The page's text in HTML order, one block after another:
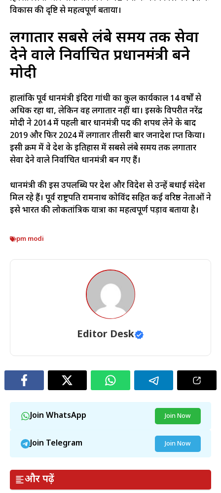
विकास की दृष्टि से महत्वपूर्ण बताया।
लगातार सबसे लंबे समय तक सेवा
देने वाले निर्वाचित प्रधानमंत्री बने
मोदी
हालांकि पूर्व प्रधानमंत्री इंदिरा गांधी का कुल कार्यकाल 14 वर्षों से
अधिक रहा था, लेकिन वह लगातार नहीं था। इसके विपरीत नरेंद्र
मोदी ने 2014 में पहली बार प्रधानमंत्री पद की शपथ लेने के बाद
2019 और फिर 2024 में लगातार तीसरी बार जनादेश प्राप्त किया।
इसी क्रम में वे देश के इतिहास में सबसे लंबे समय तक लगातार
सेवा देने वाले निर्वाचित प्रधानमंत्री बन गए हैं।
प्रधानमंत्री की इस उपलब्धि पर देश और विदेश से उन्हें बधाई संदेश
मिल रहे हैं। पूर्व राष्ट्रपति रामनाथ कोविंद सहित कई वरिष्ठ नेताओं ने
इसे भारत की लोकतांत्रिक यात्रा का महत्वपूर्ण पड़ाव बताया है।
pm modi
Editor Desk
Join WhatsApp Join Now
Join Telegram Join Now
और पढ़ें